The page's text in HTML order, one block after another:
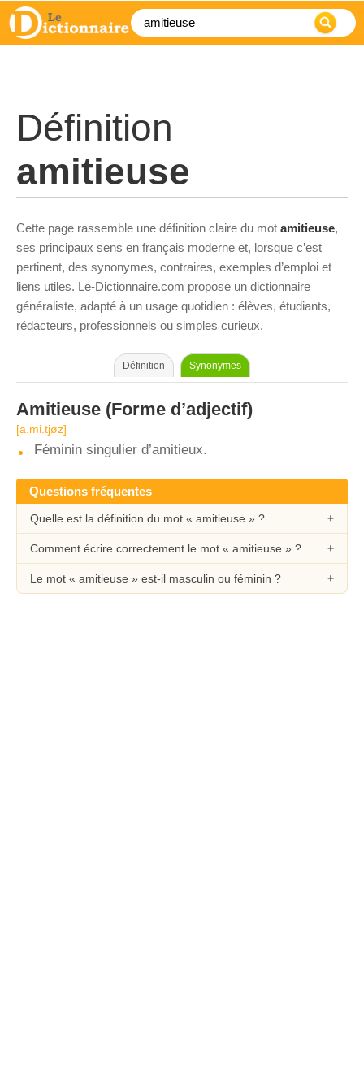
Définition
amitieuse
Cette page rassemble une définition claire du mot amitieuse,
ses principaux sens en français moderne et, lorsque c’est
pertinent, des synonymes, contraires, exemples d’emploi et
liens utiles. Le-Dictionnaire.com propose un dictionnaire
généraliste, adapté à un usage quotidien : élèves, étudiants,
rédacteurs, professionnels ou simples curieux.
Définition Synonymes
Amitieuse (Forme d’adjectif)
[a.mi.tjøz]
Féminin singulier d’amitieux.
Questions fréquentes
Quelle est la définition du mot « amitieuse » ?
Comment écrire correctement le mot « amitieuse » ?
Le mot « amitieuse » est-il masculin ou féminin ?